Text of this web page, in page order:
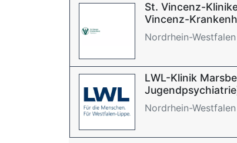
St. Vincenz-
Vincenz-
Nordrhein-Westfalen
LWL-Klinik
Nordrhein-Westfalen